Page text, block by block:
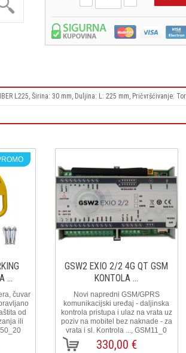
BIBER L225, Širina: 30 mm, Duljina: L: 225 mm, Pričvršćivanje:
...
čuvar
od
ili
GSW2 EXIO 2/2 4G QT GSM
KONTOLA ...
Novi napredni GSM/GPRS
komunikacijski uređaj - daljinska
kontrola pristupa i ulaz na vrata uz
poziv na mobitel bez naknade - za
vrata i sl. Kontrola ..., GSM11_0
330,00 €